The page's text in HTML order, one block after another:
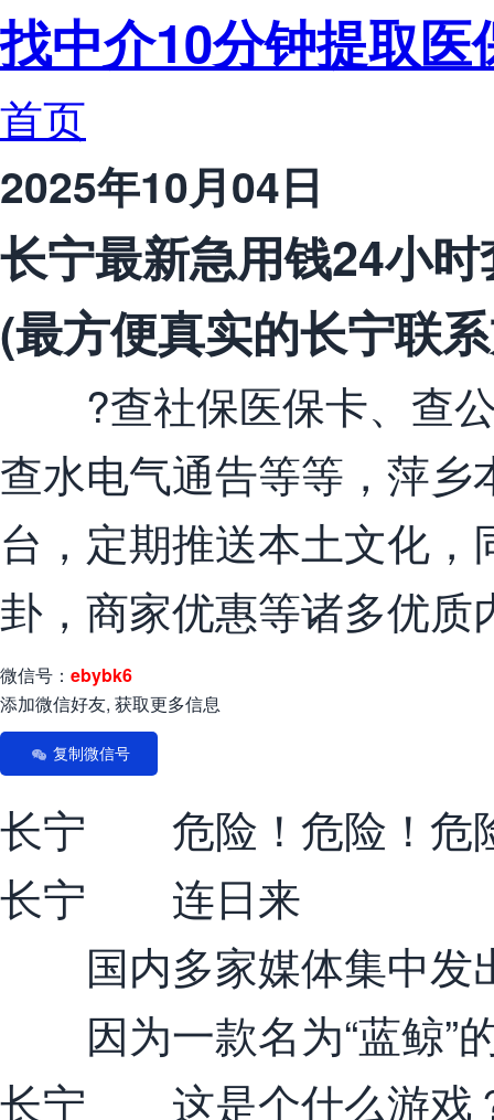
找中介10分钟提取医
首页
2025年10月04日
长宁最新急用钱24小
(最方便真实的长宁联
?查社保医保卡、查公
查水电气通告等等，萍
台，定期推送本土文化
卦，商家优惠等诸多优
微信号： ebybk6
添加微信好友, 获取更多信息
复制微信号
长宁 危险！危险！危
长宁 连日来
国内多家媒体集中发
因为一款名为“蓝鲸”
长宁 这是个什么游戏